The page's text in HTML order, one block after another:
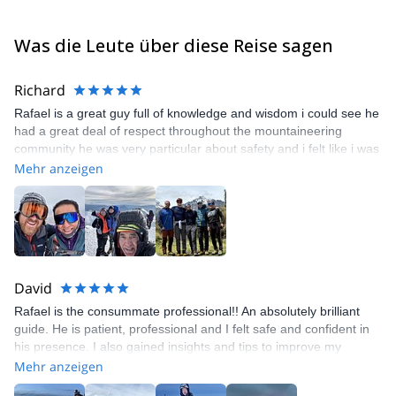
Was die Leute über diese Reise sagen
Richard
Rafael is a great guy full of knowledge and wisdom i could see he
had a great deal of respect throughout the mountaineering
community he was very particular about safety and i felt like i was
in expert hands he gave our group a daily briefing and explained
in clear detail what was ahead of us i would recommend Rafael to
anyone of all levels of experience and hope very much to have
him as my guide in the future.
Mehr anzeigen
David
Rafael is the consummate professional!! An absolutely brilliant
guide. He is patient, professional and I felt safe and confident in
his presence. I also gained insights and tips to improve my
climbing. Rafael has climbed the highest peaks in the world and
imparted his vast knowledge, which was always engaging
Mehr anzeigen